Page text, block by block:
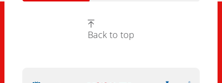
Back to top